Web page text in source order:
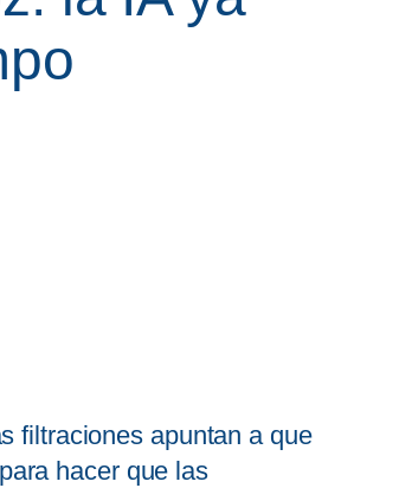
filtraciones apuntan a que
hacer que las